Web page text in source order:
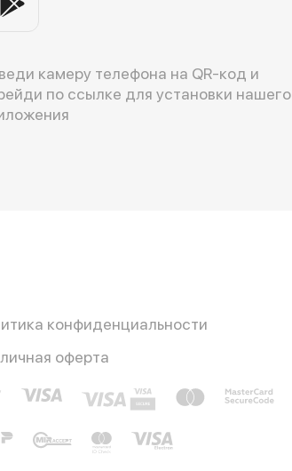
камеру телефона на QR-код и
по ссылке для установки нашего
конфиденциальности
оферта